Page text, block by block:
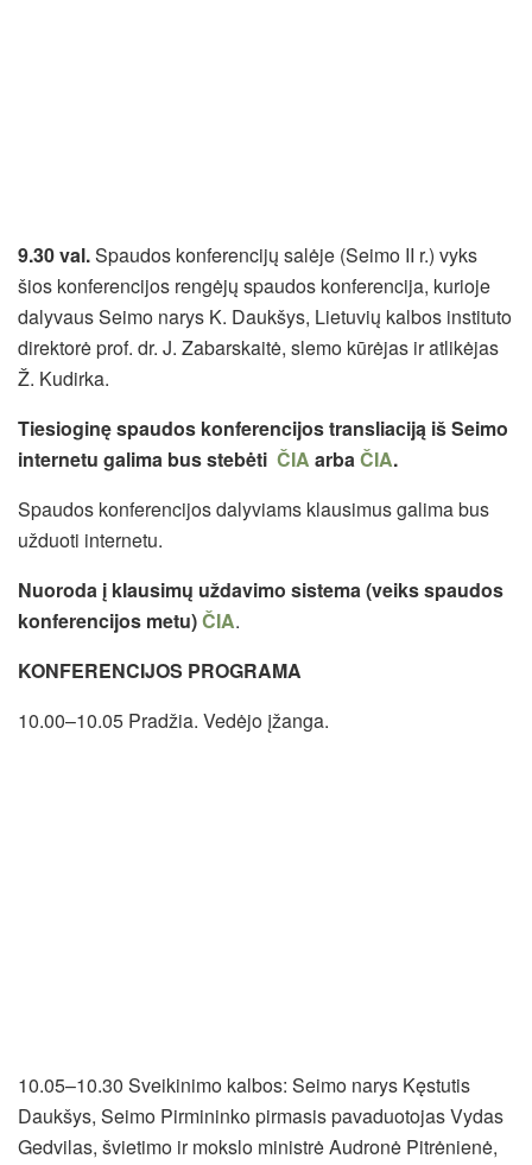
9.30 val.Spaudos konferencijų salėje (Seimo II r.) vyks
šios konferencijos rengėjų spaudos konferencija, kurioje
dalyvaus Seimo narys K. Daukšys, Lietuvių kalbos instituto
direktorė prof. dr. J. Zabarskaitė, slemo kūrėjas ir atlikėjas
Ž. Kudirka.
Tiesioginę spaudos konferencijos transliaciją iš Seimo
internetu galima bus stebėti ČIA arbaČIA.
Spaudos konferencijos dalyviams klausimus galima bus
užduoti internetu.
Nuoroda į klausimų uždavimo sistema (veiks spaudos
konferencijos metu)ČIA.
KONFERENCIJOS PROGRAMA
10.00–10.05 Pradžia. Vedėjo įžanga.
10.05–10.30 Sveikinimo kalbos: Seimo narys Kęstutis
Daukšys, Seimo Pirmininko pirmasis pavaduotojas Vydas
Gedvilas, švietimo ir mokslo ministrė Audronė Pitrėnienė,